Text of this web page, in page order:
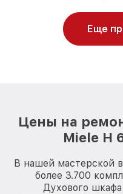
Еще
Цены на
Miele H
В нашей мастерской
более 3.700
Духового шкафа